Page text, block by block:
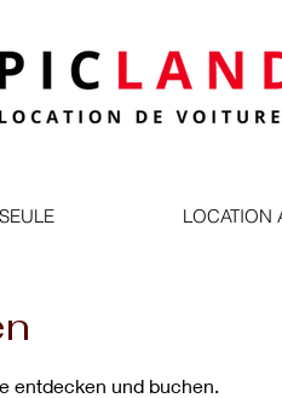
LOCATION
entdecken und buchen.